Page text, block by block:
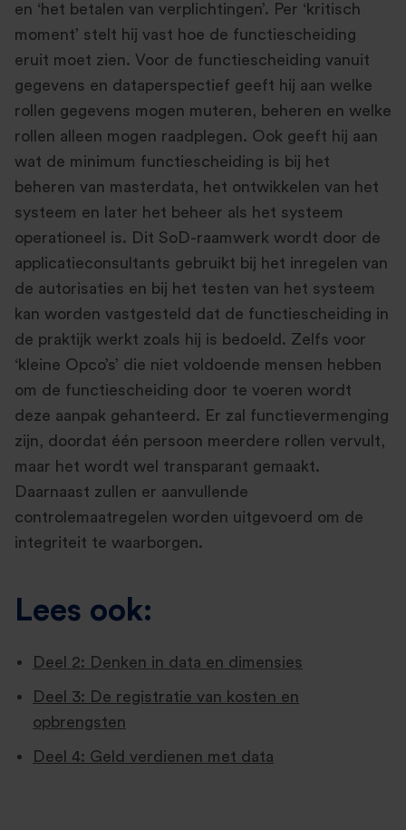
en ‘het betalen van verplichtingen’. Per ‘kritisch
moment’ stelt hij vast hoe de functiescheiding
eruit moet zien. Voor de functiescheiding vanuit
gegevens en dataperspectief geeft hij aan welke
rollen gegevens mogen muteren, beheren en welke
rollen alleen mogen raadplegen. Ook geeft hij aan
wat de minimum functiescheiding is bij het
beheren van masterdata, het ontwikkelen van het
systeem en later het beheer als het systeem
operationeel is. Dit SoD-raamwerk wordt door de
applicatieconsultants gebruikt bij het inregelen van
de autorisaties en bij het testen van het systeem
kan worden vastgesteld dat de functiescheiding in
de praktijk werkt zoals hij is bedoeld. Zelfs voor
‘kleine Opco’s’ die niet voldoende mensen hebben
om de functiescheiding door te voeren wordt
deze aanpak gehanteerd. Er zal functievermenging
zijn, doordat één persoon meerdere rollen vervult,
maar het wordt wel transparant gemaakt.
Daarnaast zullen er aanvullende
controlemaatregelen worden uitgevoerd om de
integriteit te waarborgen.
Lees ook:
Deel 2: Denken in data en dimensies
Deel 3: De registratie van kosten en
opbrengsten
Deel 4: Geld verdienen met data